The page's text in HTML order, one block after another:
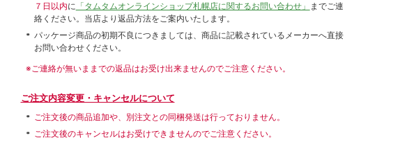
７日以内に 「タムタムオンラインショップ札幌店に関するお問い合わせ」 までご連
絡ください。当店より返品方法をご案内いたします。
パッケージ商品の初期不良につきましては、商品に記載されているメーカーへ直接
お問い合わせください。
※ご連絡が無いままでの返品はお受け出来ませんのでご注意ください。
ご注文内容変更・キャンセルについて
ご注文後の商品追加や、別注文との同梱発送は行っておりません。
ご注文後のキャンセルはお受けできませんのでご注意ください。